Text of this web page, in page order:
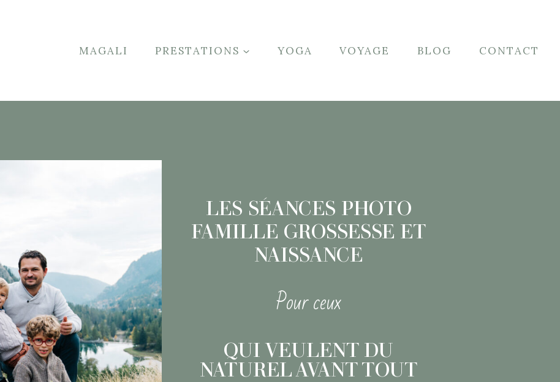
MAGALI PRESTATIONS YOGA VOYAGE BLOG CONTACT
LES SÉANCES PHOTO
FAMILLE GROSSESSE ET
NAISSANCE
Pour ceux
QUI VEULENT DU
NATUREL AVANT TOUT